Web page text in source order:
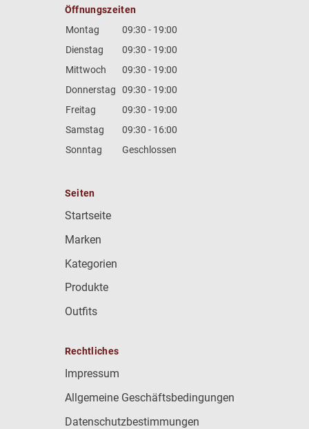
Öffnungszeiten
Montag
09:30 - 19:00
Dienstag
09:30 - 19:00
Mittwoch
09:30 - 19:00
Donnerstag
09:30 - 19:00
Freitag
09:30 - 19:00
Samstag
09:30 - 16:00
Sonntag
Geschlossen
Seiten
Startseite
Marken
Kategorien
Produkte
Outfits
Rechtliches
Impressum
Allgemeine Geschäftsbedingungen
Datenschutzbestimmungen